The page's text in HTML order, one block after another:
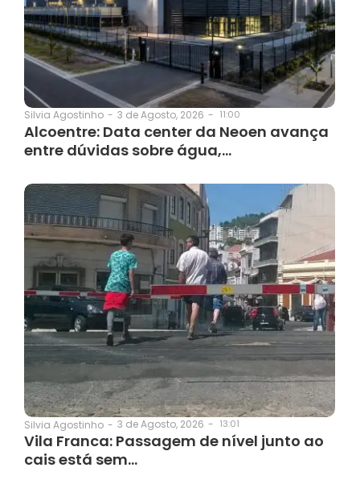
Silvia Agostinho - 3 de Agosto, 2026 - 11:00
Alcoentre: Data center da Neoen avança
entre dúvidas sobre água,…
Silvia Agostinho - 3 de Agosto, 2026 - 13:01
Vila Franca: Passagem de nível junto ao
cais está sem…